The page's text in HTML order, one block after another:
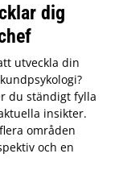
dig
utveckla din
du ständigt fylla
insikter.
områden
och en